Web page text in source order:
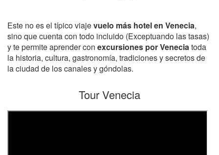
Este no es el típico viajevuelo más hotel en Venecia,
sino que cuenta con todo incluido (Exceptuando las tasas)
y te permite aprender con excursiones por Venecia toda
la historia, cultura, gastronomía, tradiciones y secretos de
la ciudad de los canales y góndolas.
Tour Venecia